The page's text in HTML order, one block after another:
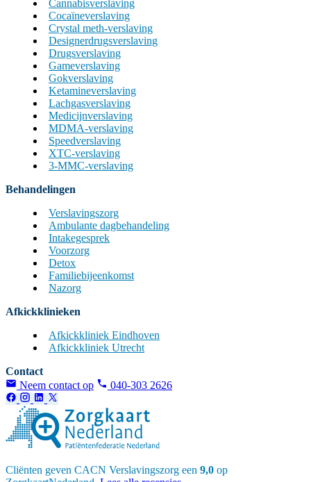
Cannabisverslaving
Cocaïneverslaving
Crystal meth-verslaving
Designerdrugsverslaving
Drugsverslaving
Gameverslaving
Gokverslaving
Ketamineverslaving
Lachgasverslaving
Medicijnverslaving
MDMA-verslaving
Speedverslaving
XTC-verslaving
3-MMC-verslaving
Behandelingen
Verslavingszorg
Ambulante dagbehandeling
Intakegesprek
Voorzorg
Detox
Familiebijeenkomst
Nazorg
Afkickklinieken
Afkickkliniek Eindhoven
Afkickkliniek Utrecht
Contact
Neem contact op
040-303 2626
Cliënten geven CACN Verslavingszorg een 9,0 op